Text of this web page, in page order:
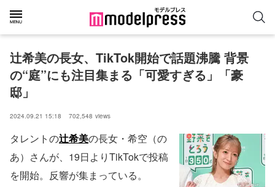
辻希美の長女、TikTok開始で話題沸騰 背景
の“庭”にも注目集まる「可愛すぎる」「豪
邸」
2024.09.21 15:18 702,548 views
タレントの辻希美の長女・希空（の
あ）さんが、19日よりTikTokで投稿
を開始。反響が集まっている。